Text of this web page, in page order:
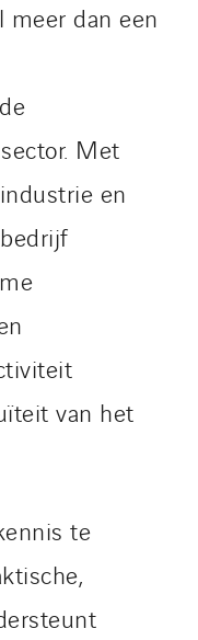
meer dan een
Met
en
van het
te